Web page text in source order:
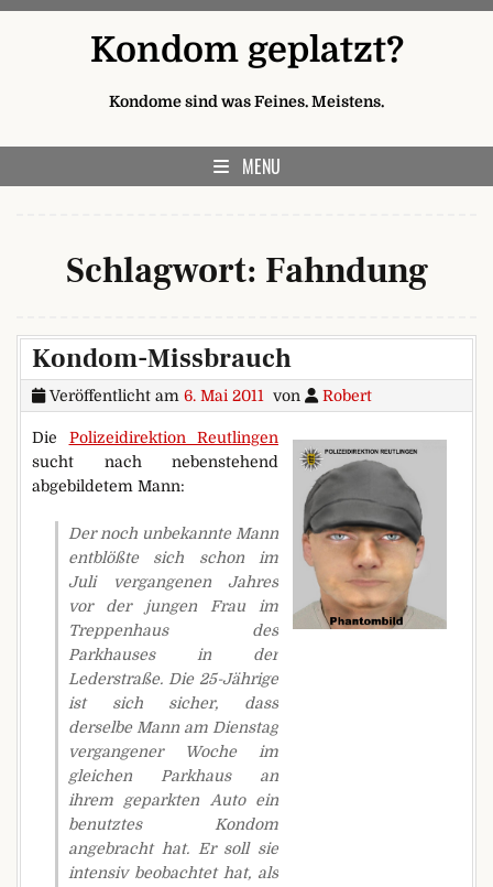
Kondom geplatzt?
Kondome sind was Feines. Meistens.
MENU
Schlagwort: Fahndung
Kondom-Missbrauch
Veröffentlicht am 6. Mai 2011 von Robert
Die Polizeidirektion Reutlingen
sucht nach nebenstehend
abgebildetem Mann:
Der noch unbekannte Mann
entblößte sich schon im
Juli vergangenen Jahres
vor der jungen Frau im
Treppenhaus des
Parkhauses in der
Lederstraße. Die 25-Jährige
ist sich sicher, dass
derselbe Mann am Dienstag
vergangener Woche im
gleichen Parkhaus an
ihrem geparkten Auto ein
benutztes Kondom
angebracht hat. Er soll sie
intensiv beobachtet hat, als